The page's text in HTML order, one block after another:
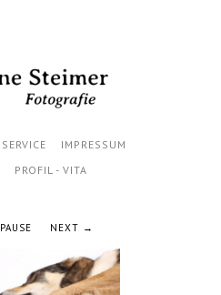
SERVICE
IMPRESSUM
PROFIL - VITA
PAUSE NEXT